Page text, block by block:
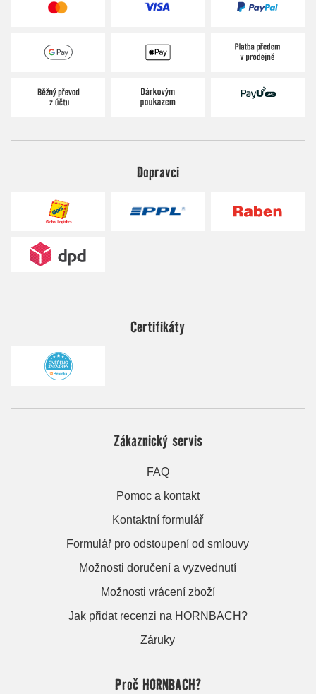
Dopravci
Certifikáty
Zákaznický servis
FAQ
Pomoc a kontakt
Kontaktní formulář
Formulář pro odstoupení od smlouvy
Možnosti doručení a vyzvednutí
Možnosti vrácení zboží
Jak přidat recenzi na HORNBACH?
Záruky
Proč HORNBACH?